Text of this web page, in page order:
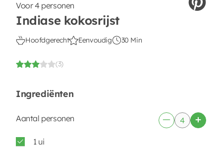
Voor 4 personen
Indiase kokosrijst
Hoofdgerecht Eenvoudig 30 Min
(3)
Ingrediënten
Aantal personen
1 ui